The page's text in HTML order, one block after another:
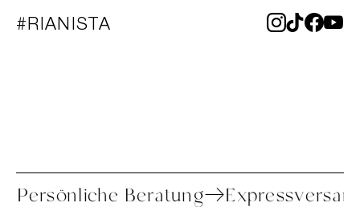
#RIANISTA
Persönliche Beratung